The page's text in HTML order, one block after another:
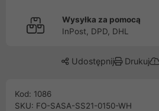
Wysyłka za pomocą
InPost, DPD, DHL
Udostępnij Drukuj
Kod: 1086
SKU: FO-SASA-SS21-0150-WH